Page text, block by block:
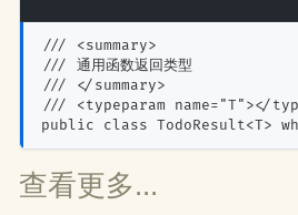
/// <summary>
/// 通用函数返回类型
/// </summary>
/// <typeparam name="T"></
public class TodoResult<T>
查看更多...